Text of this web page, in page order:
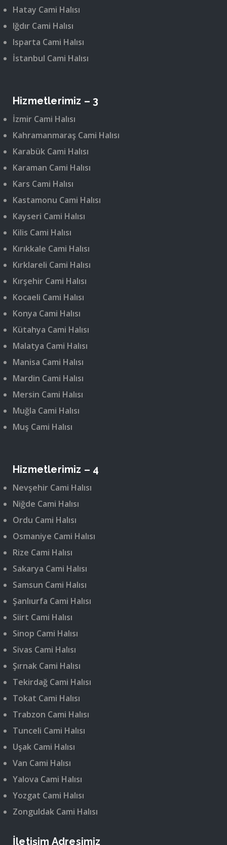
Hatay Cami Halısı
Iğdır Cami Halısı
Isparta Cami Halısı
İstanbul Cami Halısı
Hizmetlerimiz – 3
İzmir Cami Halısı
Kahramanmaraş Cami Halısı
Karabük Cami Halısı
Karaman Cami Halısı
Kars Cami Halısı
Kastamonu Cami Halısı
Kayseri Cami Halısı
Kilis Cami Halısı
Kırıkkale Cami Halısı
Kırklareli Cami Halısı
Kırşehir Cami Halısı
Kocaeli Cami Halısı
Konya Cami Halısı
Kütahya Cami Halısı
Malatya Cami Halısı
Manisa Cami Halısı
Mardin Cami Halısı
Mersin Cami Halısı
Muğla Cami Halısı
Muş Cami Halısı
Hizmetlerimiz – 4
Nevşehir Cami Halısı
Niğde Cami Halısı
Ordu Cami Halısı
Osmaniye Cami Halısı
Rize Cami Halısı
Sakarya Cami Halısı
Samsun Cami Halısı
Şanlıurfa Cami Halısı
Siirt Cami Halısı
Sinop Cami Halısı
Sivas Cami Halısı
Şırnak Cami Halısı
Tekirdağ Cami Halısı
Tokat Cami Halısı
Trabzon Cami Halısı
Tunceli Cami Halısı
Uşak Cami Halısı
Van Cami Halısı
Yalova Cami Halısı
Yozgat Cami Halısı
Zonguldak Cami Halısı
İletişim Adresimiz